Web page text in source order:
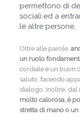
permettono di
sociali ed a
le altre persone.
Oltre alle parole,
un ruolo
cordiale e un buon
saluto, facendo
dialogo. Inoltre, dal
molto calorosa, è
stretta di mano o